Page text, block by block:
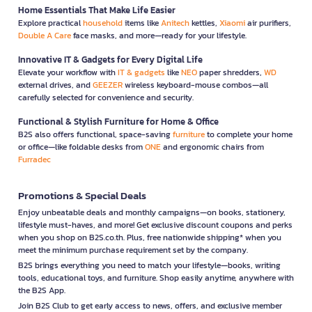
Home Essentials That Make Life Easier
Explore practicalhouseholditems likeAnitechkettles, Xiaomiair purifiers,
Double A Careface masks, and more—ready for your lifestyle.
Innovative IT & Gadgets for Every Digital Life
Elevate your workflow withIT & gadgets likeNEOpaper shredders, WD
external drives, andGEEZERwireless keyboard-mouse combos—all
carefully selected for convenience and security.
Functional & Stylish Furniture for Home & Office
B2S also offers functional, space-savingfurnitureto complete your home
or office—like foldable desks fromONEand ergonomic chairs from
Furradec
Promotions & Special Deals
Enjoy unbeatable deals and monthly campaigns—on books, stationery,
lifestyle must-haves, and more! Get exclusive discount coupons and perks
when you shop on B2S.co.th. Plus, free nationwide shipping* when you
meet the minimum purchase requirement set by the company.
B2S brings everything you need to match your lifestyle—books, writing
tools, educational toys, and furniture. Shop easily anytime, anywhere with
the B2S App.
Join B2S Club to get early access to news, offers, and exclusive member